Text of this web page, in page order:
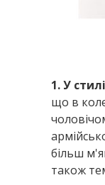
1. У
що в
більш
також